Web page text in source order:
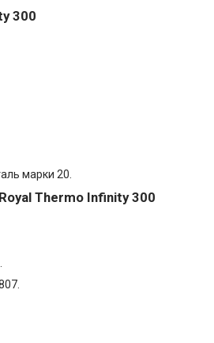
300
марки 20.
Thermo Infinity 300